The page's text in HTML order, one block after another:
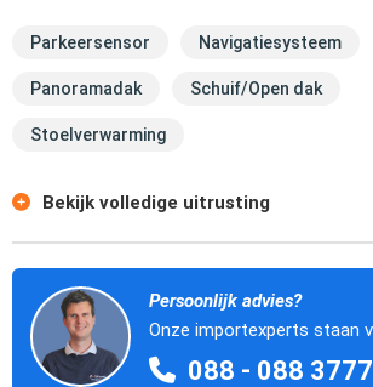
Parkeersensor Navigatiesysteem
Panoramadak Schuif/Open dak
Stoelverwarming
Bekijk volledige uitrusting
Persoonlijk advies?
Onze importexperts staan
088 - 088 3777